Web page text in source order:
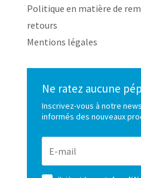
Politique en matière de
retours
Mentions légales
Ne ratez aucune
Inscrivez-vous à notre
informés des nouveaux